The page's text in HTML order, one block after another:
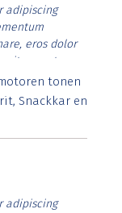
adipiscing
eros dolor
vitae erat.
lorem
posuere.
tonen
Snackkar en
adipiscing